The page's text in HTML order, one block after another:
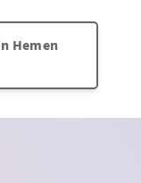
Hemen